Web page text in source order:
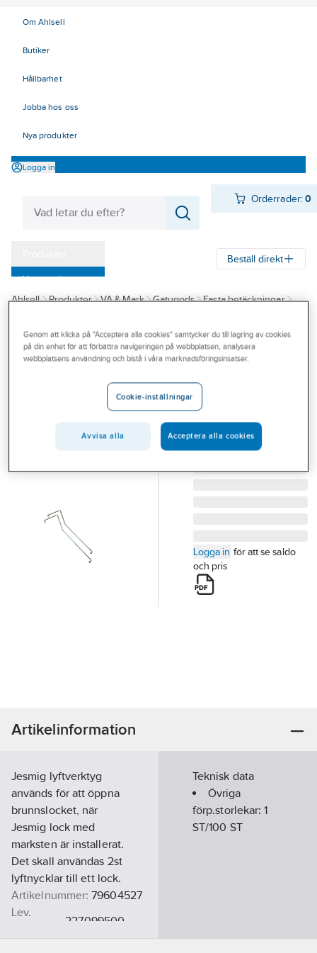
Om Ahlsell
Butiker
Hållbarhet
Jobba hos oss
Nya produkter
Logga in
Orderrader:0
Varumärken
Kampanjer
Outlet
Branscher
Beställ direkt
Ahlsell Produkter VA & Mark Gatugods
Fasta betäckningar
Lyftverktyg
Jesmig
BRUNNSLOCK JESMIG
(OBS! BEHÖVS 2 ST)
Lev. artikelnr: 227099500
Logga in för att se saldo
och pris
Artikelinformation
Jesmig lyftverktyg
används för att öppna
brunnslocket, när
Jesmig lock med
marksten är installerat.
Det skall användas 2st
lyftnycklar till ett lock.
Artikelnummer: 79604527
Lev.
227099500
Teknisk data
Övriga
förp.storlekar:1
ST/100 ST
Genom att klicka på "Acceptera alla cookies" samtycker du till lagring av cookies
på din enhet för att förbättra navigeringen på webbplatsen, analysera
webbplatsens användning och bistå i våra marknadsföringsinsatser.
Cookie-inställningar
Avvisa alla Acceptera alla cookies